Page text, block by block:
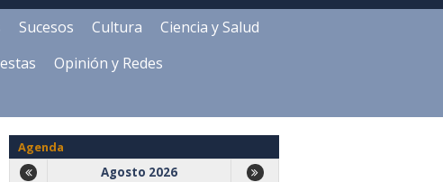
Sucesos Cultura
Ciencia y Salud
Opinión y Redes
Agenda
Agosto 2026